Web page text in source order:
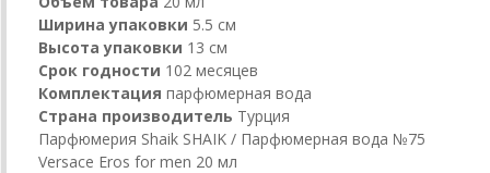
Ширина упаковки 5.5 см
Высота упаковки 13 см
Срок годности 102 месяцев
Комплектация парфюмерная вода
Страна производитель Турция
Парфюмерия Shaik SHAIK / Парфюмерная вода №75
Versace Eros for men 20 мл